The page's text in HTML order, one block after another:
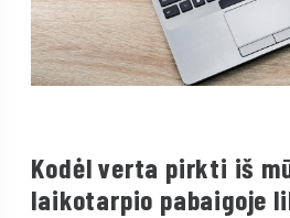
Kodėl verta pirkti iš
laikotarpio pabaigoje